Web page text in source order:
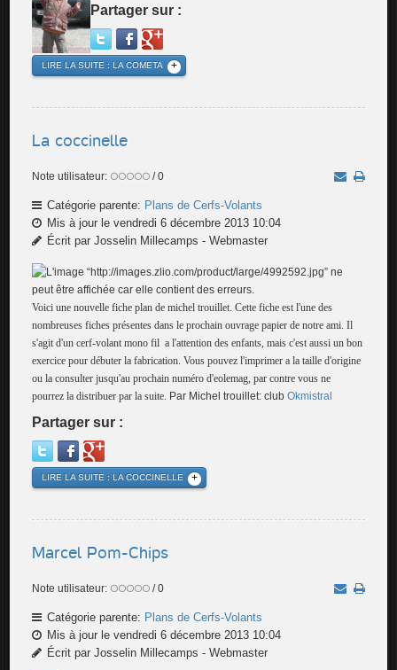
Partager sur :
LIRE LA SUITE : LA COMETA
La coccinelle
Note utilisateur: / 0
Catégorie parente: Plans de Cerfs-Volants
Mis à jour le vendredi 6 décembre 2013 10:04
Écrit par Josselin Millecamps - Webmaster
Voici une nouvelle fiche plan de michel trouillet. Cette fiche est l'une des
nombreuses fiches présentes dans le prochain ouvrage papier de notre ami. Il
s'agit d'un cerf-volant mono fil a l'attention des enfants, mais c'est aussi un bon
exercice pour débuter la fabrication. Vous pouvez l'imprimer a la taille d'origine
ou la consulter jusqu'au prochain numéro d'eolemag, par contre vous ne
pourrez la distribuer par la suite. Par Michel trouillet: clubOkmistral
Partager sur :
LIRE LA SUITE : LA COCCINELLE
Marcel Pom-Chips
Note utilisateur: / 0
Catégorie parente: Plans de Cerfs-Volants
Mis à jour le vendredi 6 décembre 2013 10:04
Écrit par Josselin Millecamps - Webmaster